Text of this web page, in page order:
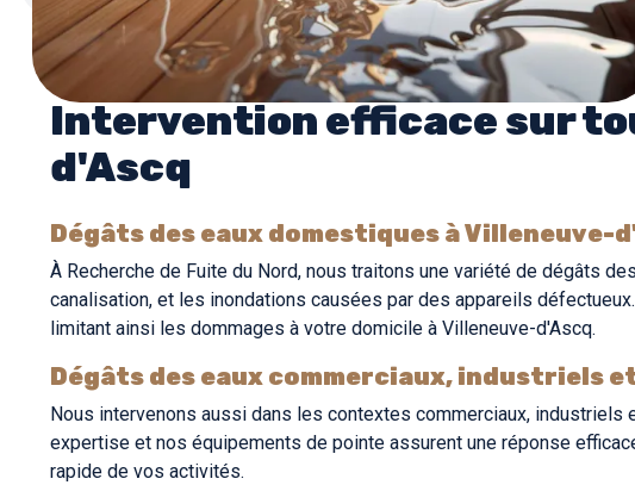
Intervention efficace sur
d'Ascq
Dégâts des eaux domestiques à Villeneuve-
À Recherche de Fuite du Nord, nous traitons une variété de dégâts
canalisation, et les inondations causées par des appareils
limitant ainsi les dommages à votre domicile à Villeneuve-d'Ascq.
Dégâts des eaux commerciaux, industriels
Nous intervenons aussi dans les contextes commerciaux,
expertise et nos équipements de pointe assurent une réponse
rapide de vos activités.